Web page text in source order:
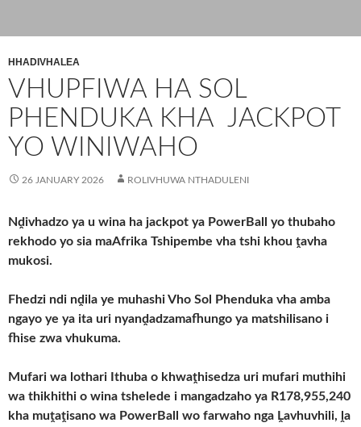
HHADIVHALEA
VHUPFIWA HA SOL
PHENDUKA KHA JACKPOT
YO WINIWAHO
26 JANUARY 2026 ROLIVHUWA NTHADULENI
Nḓivhadzo ya u wina ha jackpot ya PowerBall yo thubaho
rekhodo yo sia maAfrika Tshipembe vha tshi khou ṱavha
mukosi.
Fhedzi ndi nḓila ye muhashi Vho Sol Phenduka vha amba
ngayo ye ya ita uri nyanḓadzamafhungo ya matshilisano i
fhise zwa vhukuma.
Mufari wa lothari Ithuba o khwaṱhisedza uri mufari muthihi
wa thikhithi o wina tshelede i mangadzaho ya R178,955,240
kha muṱaṱisano wa PowerBall wo farwaho nga Ḽavhuvhili, ḽa